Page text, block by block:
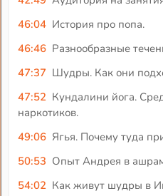
46:04 История про попа.
46:46 Разнообразные
47:37 Шудры. Как они
47:52 Кундалини йога.
наркотиков.
49:06 Ягья. Почему туда
50:53 Опыт Андрея в
54:02 Как живут шудры в